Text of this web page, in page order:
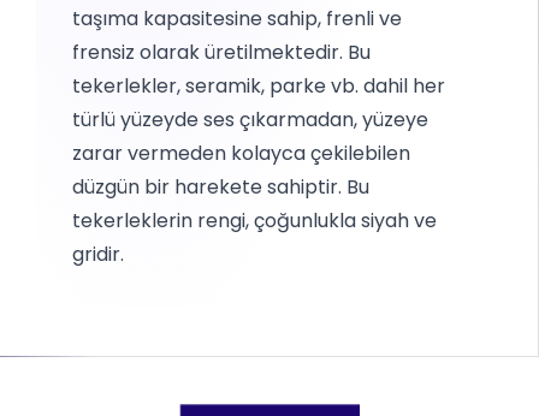
taşıma kapasitesine sahip, frenli ve
frensiz olarak üretilmektedir. Bu
tekerlekler, seramik, parke vb. dahil her
türlü yüzeyde ses çıkarmadan, yüzeye
zarar vermeden kolayca çekilebilen
düzgün bir harekete sahiptir. Bu
tekerleklerin rengi, çoğunlukla siyah ve
gridir.